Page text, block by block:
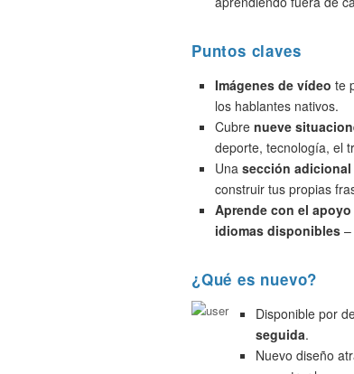
Puntos claves
Imágenes de vídeo te
los hablantes nativos.
Cubre nueve
deporte, tecnología, el
Una sección
construir tus propias
Aprende con el
idiomas disponibles –
¿Qué es nuevo?
Disponible por
seguida.
Nuevo diseño